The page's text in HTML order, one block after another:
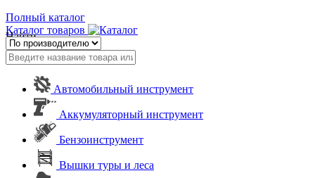
Полный каталог
Каталог товаров
Найти
Автомобильный инструмент
Аккумуляторный инструмент
Бензоинструмент
Вышки туры и леса